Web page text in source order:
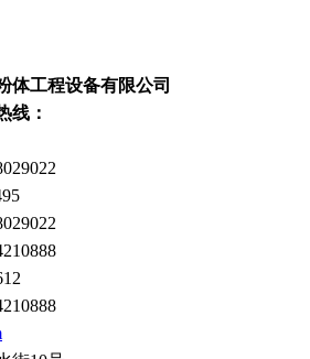
体工程设备有限公司
线：